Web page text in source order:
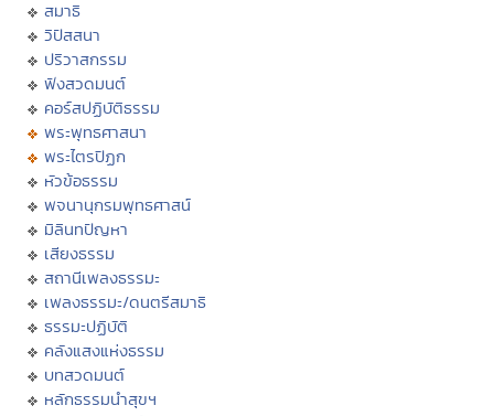
สมาธิ
วิปัสสนา
ปริวาสกรรม
ฟังสวดมนต์
คอร์สปฏิบัติธรรม
พระพุทธศาสนา
พระไตรปิฏก
หัวข้อธรรม
พจนานุกรมพุทธศาสน์
มิลินทปัญหา
เสียงธรรม
สถานีเพลงธรรมะ
เพลงธรรมะ/ดนตรีสมาธิ
ธรรมะปฏิบัติ
คลังแสงแห่งธรรม
บทสวดมนต์
หลักธรรมนำสุขฯ